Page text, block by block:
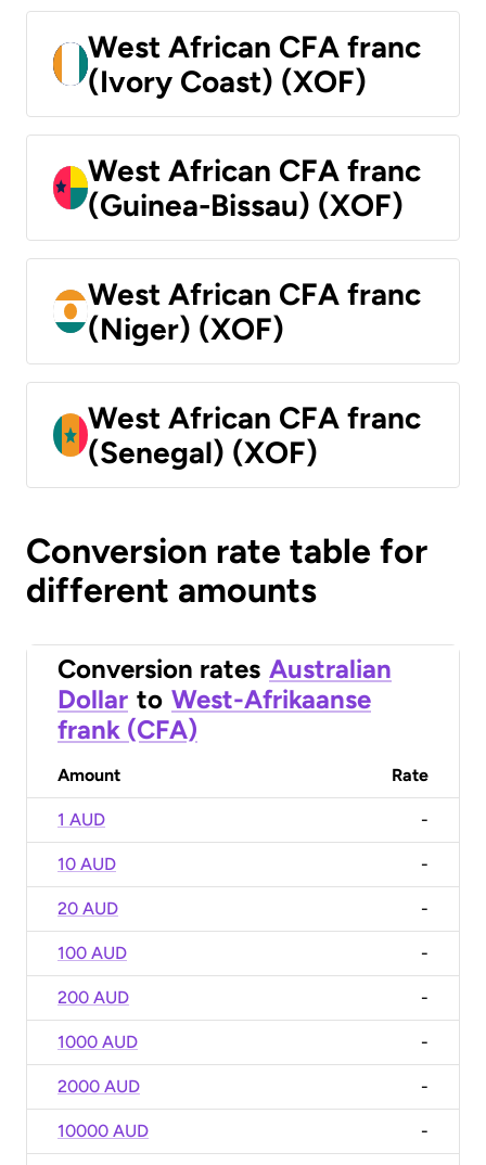
West African CFA franc
(Ivory Coast) (XOF)
West African CFA franc
(Guinea-Bissau) (XOF)
West African CFA franc
(Niger) (XOF)
West African CFA franc
(Senegal) (XOF)
Conversion rate table for
different amounts
Conversion rates Australian
Dollar to West-Afrikaanse
frank (CFA)
Amount Rate
1 AUD -
10 AUD -
20 AUD -
100 AUD -
200 AUD -
1000 AUD -
2000 AUD -
10000 AUD -